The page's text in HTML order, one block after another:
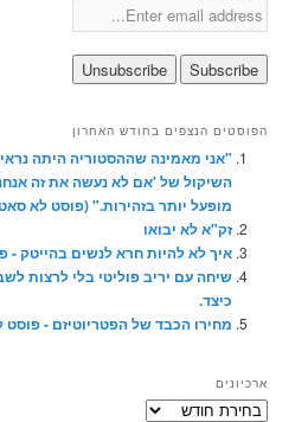
הפוסטים הנצפים בחודש האחרון
"אני מאמינה שההסטוריה היתה
השיקול של 'אם לא נעשה את זה
מופעל יותר בזהירות." (פוסט לא
זק"א לא יבואו
איך לא להיות חרא לנשים בהייטק -
שיחה עם יריב פוליטי בלי לרצות
כיצד.
מחירו הכבד של הפטריוטיזם - פוסט
ארכיונים
ארכיונים